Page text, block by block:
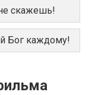
скажешь!
Бог каждому!